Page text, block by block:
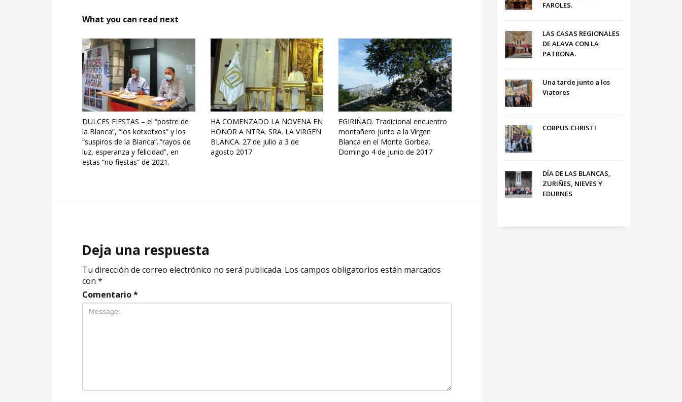
What you can read next
DULCES FIESTAS – el “postre de
la Blanca”, “los kotxotxos” y los
“suspiros de la Blanca”..”rayos de
luz, esperanza y felicidad”, en
estas “no fiestas” de 2021.
HA COMENZADO LA NOVENA EN
HONOR A NTRA. SRA. LA VIRGEN
BLANCA. 27 de julio a 3 de
agosto 2017
EGIRIÑAO. Tradicional encuentro
montañero junto a la Virgen
Blanca en el Monte Gorbea.
Domingo 4 de junio de 2017
Deja una respuesta
Tu dirección de correo electrónico no será publicada. Los campos obligatorios están marcados
con *
Comentario*
FAROLES.
LAS CASAS REGIONALES
DE ALAVA CON LA
PATRONA.
Una tarde junto a los
Viatores
CORPUS CHRISTI
DÍA DE LAS BLANCAS,
ZURIÑES, NIEVES Y
EDURNES